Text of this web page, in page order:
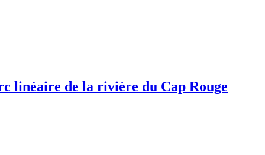
linéaire de la rivière du Cap Rouge